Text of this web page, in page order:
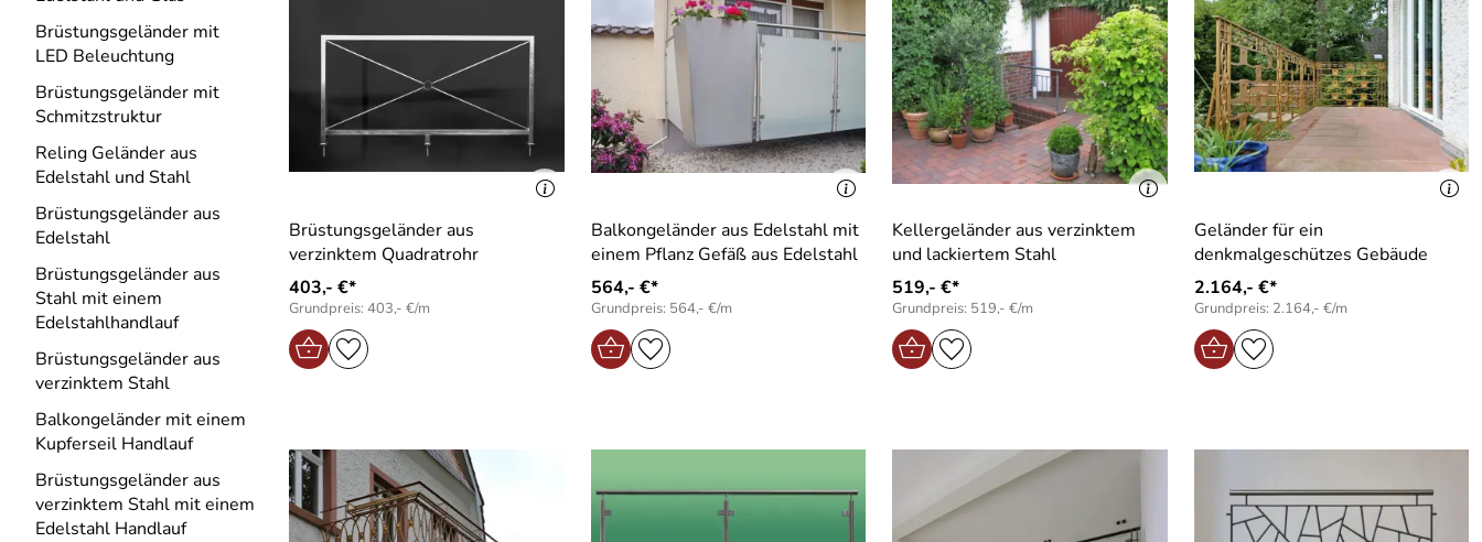
Brüstungsgeländer mit
LED Beleuchtung
Brüstungsgeländer mit
Schmitzstruktur
Reling Geländer aus
Edelstahl und Stahl
Brüstungsgeländer aus
Edelstahl
Brüstungsgeländer aus
Stahl mit einem
Edelstahlhandlauf
Brüstungsgeländer aus
verzinktem Stahl
Balkongeländer mit einem
Kupferseil Handlauf
Brüstungsgeländer aus
verzinktem Stahl mit einem
Edelstahl Handlauf
Brüstungsgeländer aus
verzinktem Quadratrohr
403,- €*
Grundpreis: 403,- €/m
Balkongeländer aus Edelstahl mit
einem Pflanz Gefäß aus Edelstahl
564,- €*
Grundpreis: 564,- €/m
Kellergeländer aus verzinktem
und lackiertem Stahl
519,- €*
Grundpreis: 519,- €/m
Geländer für ein
denkmalgeschützes Gebäude
2.164,- €*
Grundpreis: 2.164,- €/m